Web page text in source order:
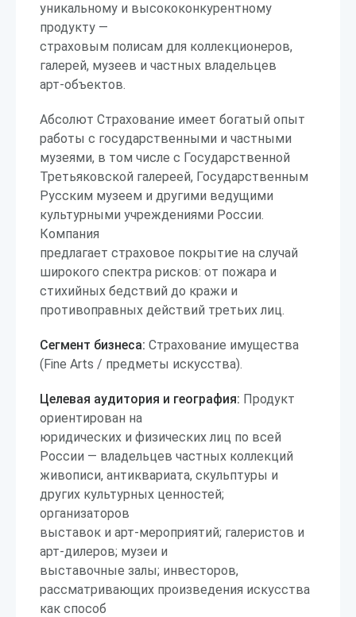
уникальному и высококонкурентному
продукту —
страховым полисам для коллекционеров,
галерей, музеев и частных владельцев
арт-объектов.
Абсолют Страхование имеет богатый опыт
работы с государственными и частными
музеями, в том числе с Государственной
Третьяковской галереей, Государственным
Русским музеем и другими ведущими
культурными учреждениями России.
Компания
предлагает страховое покрытие на случай
широкого спектра рисков: от пожара и
стихийных бедствий до кражи и
противоправных действий третьих лиц.
Сегмент бизнеса: Страхование имущества
(Fine Arts / предметы искусства).
Целевая аудитория и география: Продукт
ориентирован на
юридических и физических лиц по всей
России — владельцев частных коллекций
живописи, антиквариата, скульптуры и
других культурных ценностей;
организаторов
выставок и арт-мероприятий; галеристов и
арт-дилеров; музеи и
выставочные залы; инвесторов,
рассматривающих произведения искусства
как способ